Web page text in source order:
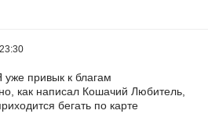
уже привык к благам
как написал Кошачий Любитель,
бегать по карте